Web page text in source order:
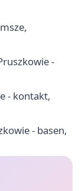
-
- kontakt,
- basen,